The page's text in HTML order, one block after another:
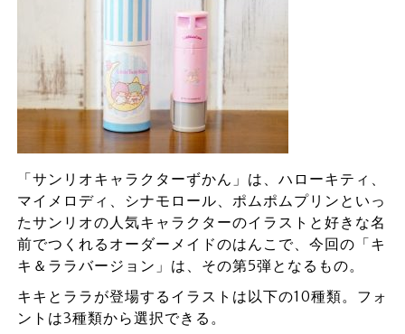
「サンリオキャラクターずかん」は、ハローキティ、
マイメロディ、シナモロール、ポムポムプリンといっ
たサンリオの人気キャラクターのイラストと好きな名
前でつくれるオーダーメイドのはんこで、今回の「キ
キ＆ララバージョン」は、その第5弾となるもの。
キキとララが登場するイラストは以下の10種類。フォ
ントは3種類から選択できる。